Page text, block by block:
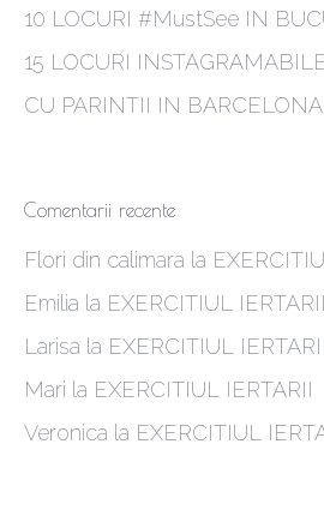
10 LOCURI #MustSee IN
15 LOCURI
CU PARINTII IN BARCELONA
Comentarii recente
Flori din calimara la
Emilia la EXERCITIUL IERTARII
Larisa la EXERCITIUL IERTARII
Mari la EXERCITIUL IERTARII
Veronica la EXERCITIUL